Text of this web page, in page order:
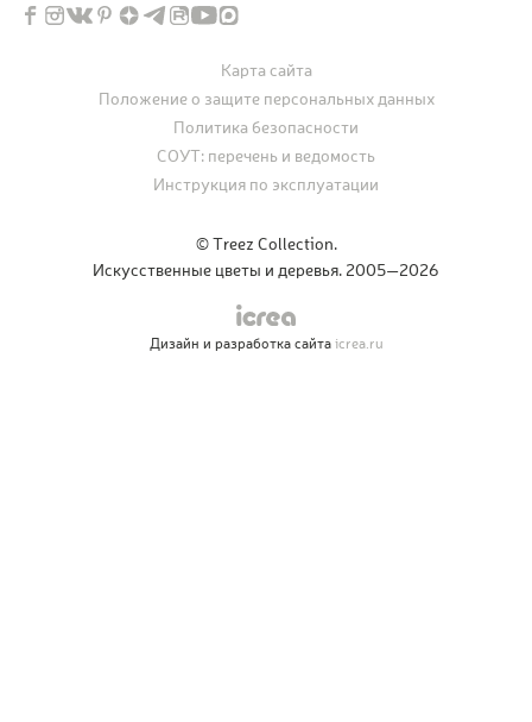
© Treez Collection.
Искусственные цветы и деревья. 2005—2026
Карта сайта
Положение о защите персональных данных
Политика безопасности
СОУТ: перечень и ведомость
Инструкция по эксплуатации
Дизайн и разработка сайтаicrea.ru